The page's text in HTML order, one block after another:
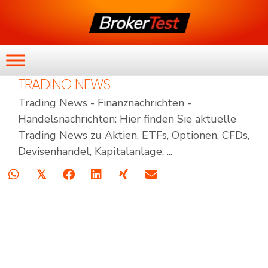
TRADING NEWS
Trading News - Finanznachrichten -
Handelsnachrichten: Hier finden Sie aktuelle
Trading News zu Aktien, ETFs, Optionen, CFDs,
Devisenhandel, Kapitalanlage, ...
𝕏